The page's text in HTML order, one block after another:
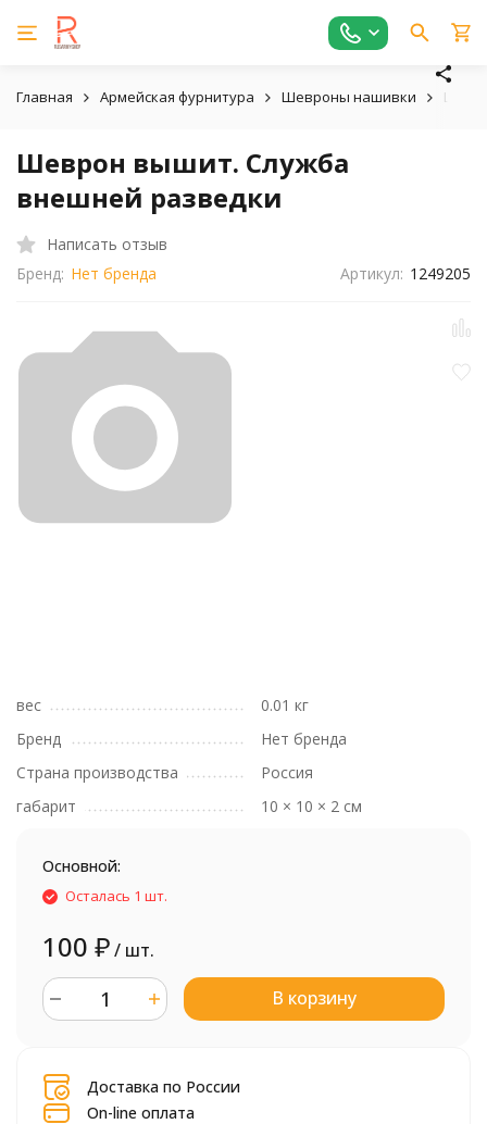
Главная Армейская фурнитура Шевроны нашивки
Шеврон вышит. Служба
внешней разведки
Написать отзыв
Бренд: Нет бренда Артикул: 1249205
вес
0.01 кг
Бренд
Нет бренда
Страна производства
Россия
габарит
10 × 10 × 2 см
Основной:
Осталась 1 шт.
100 ₽/ шт.
В корзину
Доставка по России
On-line оплата